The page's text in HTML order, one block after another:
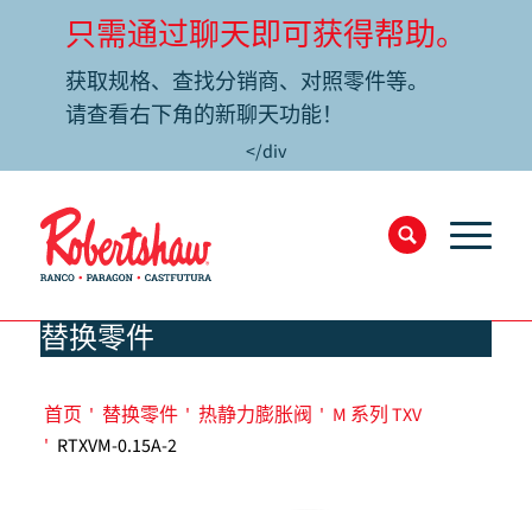
只需通过聊天即可获得帮助。
获取规格、查找分销商、对照零件等。
请查看右下角的新聊天功能！
</div
替换零件
首页 ' 替换零件 ' 热静力膨胀阀 ' M 系列 TXV
' RTXVM-0.15A-2